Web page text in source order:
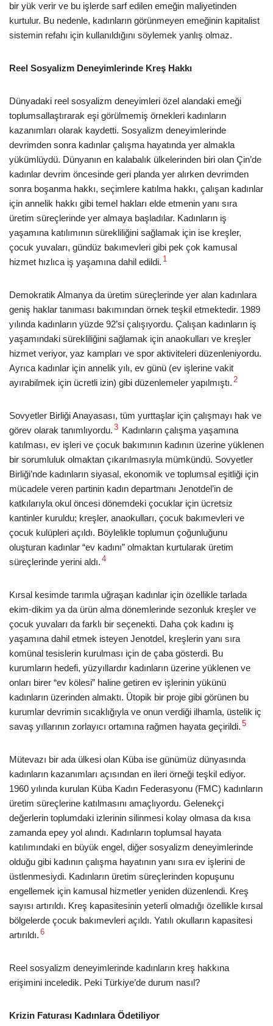
bir yük verir ve bu işlerde sarf edilen emeğin maliyetinden
kurtulur. Bu nedenle, kadınların görünmeyen emeğinin kapitalist
sistemin refahı için kullanıldığını söylemek yanlış olmaz.
Reel Sosyalizm Deneyimlerinde Kreş Hakkı
Dünyadaki reel sosyalizm deneyimleri özel alandaki emeği
toplumsallaştırarak eşi görülmemiş örnekleri kadınların
kazanımları olarak kaydetti. Sosyalizm deneyimlerinde
devrimden sonra kadınlar çalışma hayatında yer almakla
yükümlüydü. Dünyanın en kalabalık ülkelerinden biri olan Çin’de
kadınlar devrim öncesinde geri planda yer alırken devrimden
sonra boşanma hakkı, seçimlere katılma hakkı, çalışan kadınlar
için annelik hakkı gibi temel hakları elde etmenin yanı sıra
üretim süreçlerinde yer almaya başladılar. Kadınların iş
yaşamına katılımının sürekliliğini sağlamak için ise kreşler,
çocuk yuvaları, gündüz bakımevleri gibi pek çok kamusal
hizmet hızlıca iş yaşamına dahil edildi. 1
Demokratik Almanya da üretim süreçlerinde yer alan kadınlara
geniş haklar tanıması bakımından örnek teşkil etmektedir. 1989
yılında kadınların yüzde 92’si çalışıyordu. Çalışan kadınların iş
yaşamındaki sürekliliğini sağlamak için anaokulları ve kreşler
hizmet veriyor, yaz kampları ve spor aktiviteleri düzenleniyordu.
Ayrıca kadınlar için annelik yılı, ev günü (ev işlerine vakit
ayırabilmek için ücretli izin) gibi düzenlemeler yapılmıştı. 2
Sovyetler Birliği Anayasası, tüm yurttaşlar için çalışmayı hak ve
görev olarak tanımlıyordu. 3 Kadınların çalışma yaşamına
katılması, ev işleri ve çocuk bakımının kadının üzerine yüklenen
bir sorumluluk olmaktan çıkarılmasıyla mümkündü. Sovyetler
Birliği’nde kadınların siyasal, ekonomik ve toplumsal eşitliği için
mücadele veren partinin kadın departmanı Jenotdel’in de
katkılarıyla okul öncesi dönemdeki çocuklar için ücretsiz
kantinler kuruldu; kreşler, anaokulları, çocuk bakımevleri ve
çocuk kulüpleri açıldı. Böylelikle toplumun çoğunluğunu
oluşturan kadınlar “ev kadını” olmaktan kurtularak üretim
süreçlerinde yerini aldı. 4
Kırsal kesimde tarımla uğraşan kadınlar için özellikle tarlada
ekim-dikim ya da ürün alma dönemlerinde sezonluk kreşler ve
çocuk yuvaları da farklı bir seçenekti. Daha çok kadını iş
yaşamına dahil etmek isteyen Jenotdel, kreşlerin yanı sıra
komünal tesislerin kurulması için de çaba gösterdi. Bu
kurumların hedefi, yüzyıllardır kadınların üzerine yüklenen ve
onları birer “ev kölesi” haline getiren ev işlerinin yükünü
kadınların üzerinden almaktı. Ütopik bir proje gibi görünen bu
kurumlar devrimin sıcaklığıyla ve onun verdiği ilhamla, üstelik iç
savaş yıllarının zorlayıcı ortamına rağmen hayata geçirildi. 5
Mütevazı bir ada ülkesi olan Küba ise günümüz dünyasında
kadınların kazanımları açısından en ileri örneği teşkil ediyor.
1960 yılında kurulan Küba Kadın Federasyonu (FMC) kadınların
üretim süreçlerine katılmasını amaçlıyordu. Gelenekçi
değerlerin toplumdaki izlerinin silinmesi kolay olmasa da kısa
zamanda epey yol alındı. Kadınların toplumsal hayata
katılımındaki en büyük engel, diğer sosyalizm deneyimlerinde
olduğu gibi kadının çalışma hayatının yanı sıra ev işlerini de
üstlenmesiydi. Kadınların üretim süreçlerinden kopuşunu
engellemek için kamusal hizmetler yeniden düzenlendi. Kreş
sayısı artırıldı. Kreş kapasitesinin yeterli olmadığı özellikle kırsal
bölgelerde çocuk bakımevleri açıldı. Yatılı okulların kapasitesi
artırıldı. 6
Reel sosyalizm deneyimlerinde kadınların kreş hakkına
erişimini inceledik. Peki Türkiye’de durum nasıl?
Krizin Faturası Kadınlara Ödetiliyor